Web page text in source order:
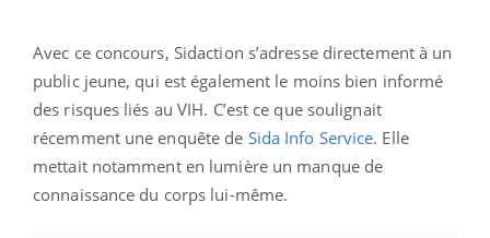
Avec ce concours, Sidaction s’adresse directement à un
public jeune, qui est également le moins bien informé
des risques liés au VIH. C’est ce que soulignait
récemment une enquête de Sida Info Service. Elle
mettait notamment en lumière un manque de
connaissance du corps lui-même.